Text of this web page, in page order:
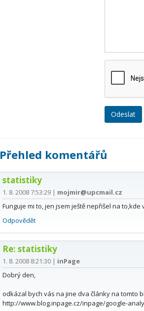
Přehled komentářů
statistiky
1. 8. 2008 7:53:29 | mojmir@upcmail.cz
Funguje mi to, jen jsem ještě nepřišel na
Odpovědět
Re: statistiky
1. 8. 2008 8:21:30 | inPage
Dobrý den,
odkázal bych vás na jine dva články na tomto
http://www.blog.inpage.cz/inpage/google-